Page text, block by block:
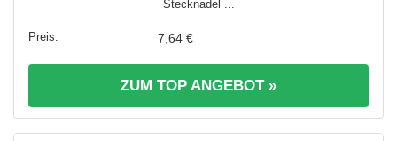
Stecknadel ...
7,64 €
ZUM TOP ANGEBOT »